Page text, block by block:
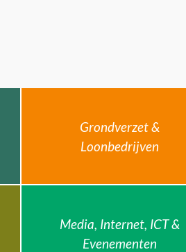
Grondverzet &
Loonbedrijven
Media, Internet, ICT &
Evenementen